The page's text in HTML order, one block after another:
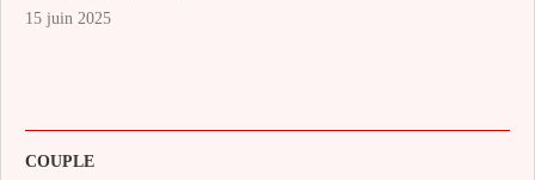
15 juin 2025
COUPLE